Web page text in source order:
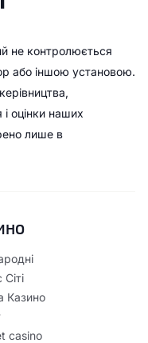
не контролюється
або іншою установою.
оцінки наших
лише в
Казино
casino